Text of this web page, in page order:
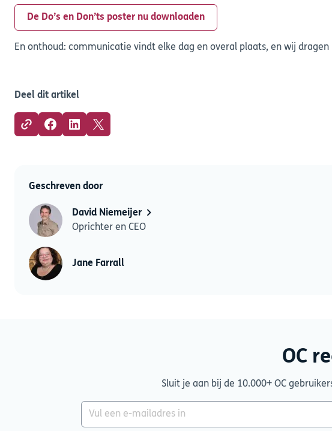
De Do’s en Don’ts poster nu downloaden
En onthoud: communicatie vindt elke dag en overal plaats, en wij
Deel dit artikel
Geschreven door
David Niemeijer
Oprichter en CEO
Jane Farrall
OC
Sluit je aan bij de 10.000+ OC